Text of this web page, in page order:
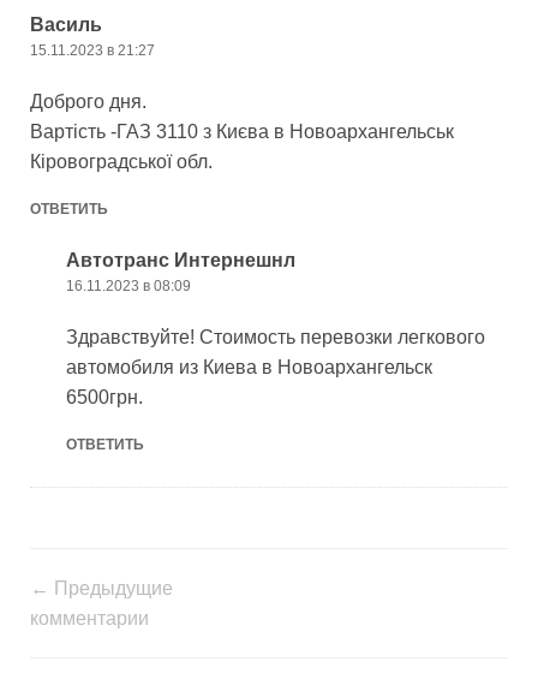
Василь
15.11.2023 в 21:27
Доброго дня.
Вартість -ГАЗ 3110 з Києва в Новоархангельськ
Кіровоградської обл.
ОТВЕТИТЬ
Автотранс Интернешнл
16.11.2023 в 08:09
Здравствуйте! Стоимость перевозки легкового
автомобиля из Киева в Новоархангельск
6500грн.
ОТВЕТИТЬ
← Предыдущие
комментарии